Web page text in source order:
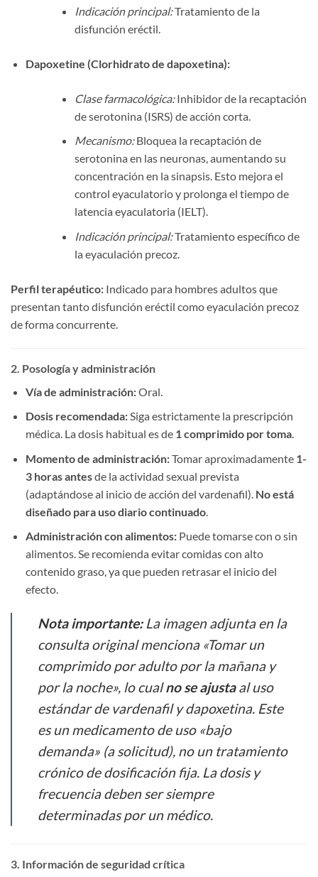
Indicación principal:Tratamiento de la
disfunción eréctil.
Dapoxetine (Clorhidrato de dapoxetina):​
Clase farmacológica:Inhibidor de la recaptación
de serotonina (ISRS) de acción corta.
Mecanismo:Bloquea la recaptación de
serotonina en las neuronas, aumentando su
concentración en la sinapsis. Esto mejora el
control eyaculatorio y prolonga el tiempo de
latencia eyaculatoria (IELT).
Indicación principal:Tratamiento específico de
la eyaculación precoz.
Perfil terapéutico:​ ​ Indicado para hombres adultos que
presentan tanto disfunción eréctil como eyaculación precoz
de forma concurrente.
2. Posología y administración
Vía de administración:​​ Oral.
Dosis recomendada:​​ Siga estrictamente la prescripción
médica. La dosis habitual es de ​ 1 comprimido por toma.
Momento de administración:​​ Tomar aproximadamente ​ 1-
3 horas antes​ de la actividad sexual prevista
(adaptándose al inicio de acción del vardenafil). ​ No está
diseñado para uso diario continuado.
Administración con alimentos:​​ Puede tomarse con o sin
alimentos. Se recomienda evitar comidas con alto
contenido graso, ya que pueden retrasar el inicio del
efecto.
Nota importante:​​ La imagen adjunta en la
consulta original menciona «Tomar un
comprimido por adulto por la mañana y
por la noche», lo cual ​no se ajusta​ al uso
estándar de vardenafil y dapoxetina. Este
es un medicamento de uso «bajo
demanda» (a solicitud), no un tratamiento
crónico de dosificación fija. La dosis y
frecuencia deben ser siempre
determinadas por un médico.
3. Información de seguridad crítica